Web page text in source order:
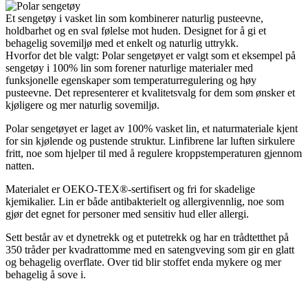
Et sengetøy i vasket lin som kombinerer naturlig pusteevne,
holdbarhet og en sval følelse mot huden. Designet for å gi et
behagelig sovemiljø med et enkelt og naturlig uttrykk.
Hvorfor det ble valgt: Polar sengetøyet er valgt som et eksempel på
sengetøy i 100% lin som forener naturlige materialer med
funksjonelle egenskaper som temperaturregulering og høy
pusteevne. Det representerer et kvalitetsvalg for dem som ønsker et
kjøligere og mer naturlig sovemiljø.
Polar sengetøyet er laget av 100% vasket lin, et naturmateriale kjent
for sin kjølende og pustende struktur. Linfibrene lar luften sirkulere
fritt, noe som hjelper til med å regulere kroppstemperaturen gjennom
natten.
Materialet er OEKO-TEX®-sertifisert og fri for skadelige
kjemikalier. Lin er både antibakterielt og allergivennlig, noe som
gjør det egnet for personer med sensitiv hud eller allergi.
Sett består av et dynetrekk og et putetrekk og har en trådtetthet på
350 tråder per kvadrattomme med en satengveving som gir en glatt
og behagelig overflate. Over tid blir stoffet enda mykere og mer
behagelig å sove i.